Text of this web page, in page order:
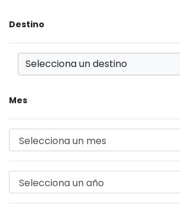
Destino
Selecciona un destino
Mes